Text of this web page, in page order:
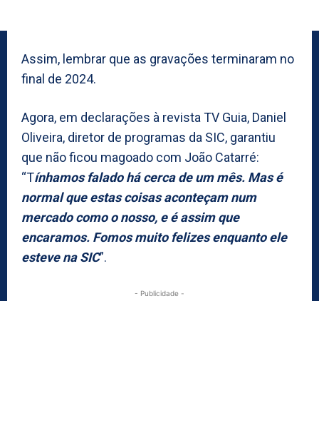
Assim, lembrar que as gravações terminaram no
final de 2024.
Agora, em declarações à revista TV Guia, Daniel
Oliveira, diretor de programas da SIC, garantiu
que não ficou magoado com João Catarré:
“Tínhamos falado há cerca de um mês. Mas é
normal que estas coisas aconteçam num
mercado como o nosso, e é assim que
encaramos. Fomos muito felizes enquanto ele
esteve na SIC”.
- Publicidade -